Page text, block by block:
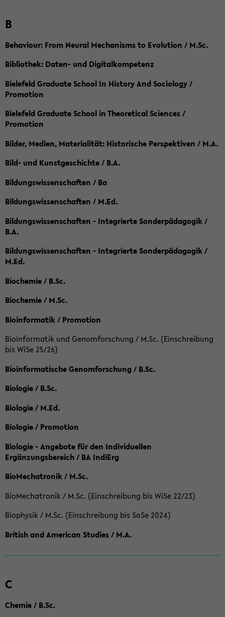
B
Behaviour: From Neural Mechanisms to Evolution / M.Sc.
Bibliothek: Daten- und Digitalkompetenz
Bielefeld Graduate School In History And Sociology /
Promotion
Bielefeld Graduate School in Theoretical Sciences /
Promotion
Bilder, Medien, Materialität: Historische Perspektiven / M.A.
Bild- und Kunstgeschichte / B.A.
Bildungswissenschaften / Ba
Bildungswissenschaften / M.Ed.
Bildungswissenschaften - Integrierte Sonderpädagogik /
B.A.
Bildungswissenschaften - Integrierte Sonderpädagogik /
M.Ed.
Biochemie / B.Sc.
Biochemie / M.Sc.
Bioinformatik / Promotion
Bioinformatik und Genomforschung / M.Sc. (Einschreibung
bis WiSe 25/26)
Bioinformatische Genomforschung / B.Sc.
Biologie / B.Sc.
Biologie / M.Ed.
Biologie / Promotion
Biologie - Angebote für den Individuellen
Ergänzungsbereich / BA IndiErg
BioMechatronik / M.Sc.
BioMechatronik / M.Sc. (Einschreibung bis WiSe 22/23)
Biophysik / M.Sc. (Einschreibung bis SoSe 2024)
British and American Studies / M.A.
C
Chemie / B.Sc.